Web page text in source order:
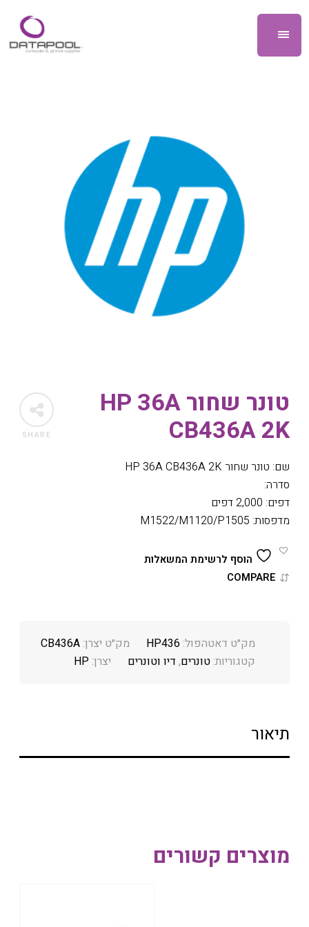
SHARE
טונר שחור HP 36A
CB436A 2K
שם: טונר שחור HP 36A CB436A 2K
סדרה:
דפים: 2,000 דפים
מדפסות: M1522/M1120/P1505
הוסף לרשימת המשאלות
COMPARE
מק״ט דאטהפול:HP436 מק״ט יצרן:CB436A
קטגוריות:טונרים, דיו וטונרים יצרן:HP
תיאור
מוצרים קשורים